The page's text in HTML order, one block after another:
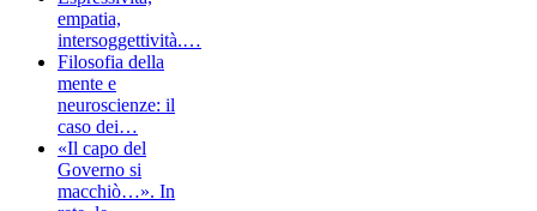
empatia,
intersoggettività.…
Filosofia della
mente e
neuroscienze: il
caso dei…
«Il capo del
Governo si
macchiò…». In